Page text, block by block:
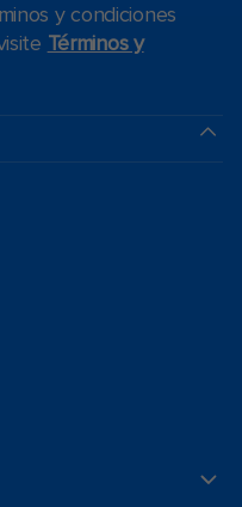
y condiciones
Términos y